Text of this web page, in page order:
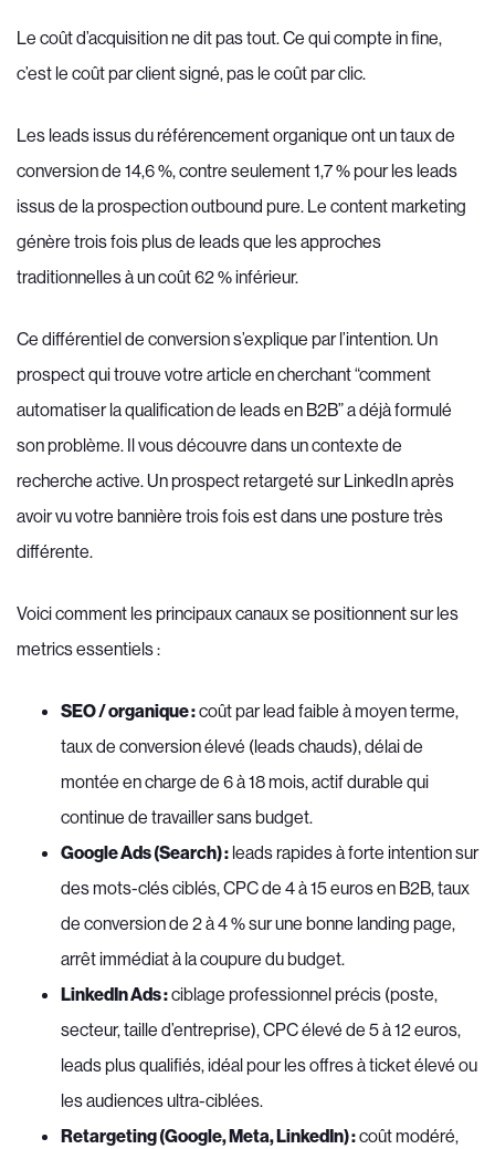
Le coût d’acquisition ne dit pas tout. Ce qui compte in fine,
c’est le coût par client signé, pas le coût par clic.
Les leads issus du référencement organique ont un taux de
conversion de 14,6 %, contre seulement 1,7 % pour les leads
issus de la prospection outbound pure. Le content marketing
génère trois fois plus de leads que les approches
traditionnelles à un coût 62 % inférieur.
Ce différentiel de conversion s’explique par l’intention. Un
prospect qui trouve votre article en cherchant “comment
automatiser la qualification de leads en B2B” a déjà formulé
son problème. Il vous découvre dans un contexte de
recherche active. Un prospect retargeté sur LinkedIn après
avoir vu votre bannière trois fois est dans une posture très
différente.
Voici comment les principaux canaux se positionnent sur les
metrics essentiels :
SEO / organique :coût par lead faible à moyen terme,
taux de conversion élevé (leads chauds), délai de
montée en charge de 6 à 18 mois, actif durable qui
continue de travailler sans budget.
Google Ads (Search) : leads rapides à forte intention sur
des mots-clés ciblés, CPC de 4 à 15 euros en B2B, taux
de conversion de 2 à 4 % sur une bonne landing page,
arrêt immédiat à la coupure du budget.
LinkedIn Ads :ciblage professionnel précis (poste,
secteur, taille d’entreprise), CPC élevé de 5 à 12 euros,
leads plus qualifiés, idéal pour les offres à ticket élevé ou
les audiences ultra-ciblées.
Retargeting (Google, Meta, LinkedIn) :coût modéré,